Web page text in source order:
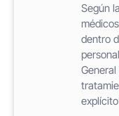
Según
dentro